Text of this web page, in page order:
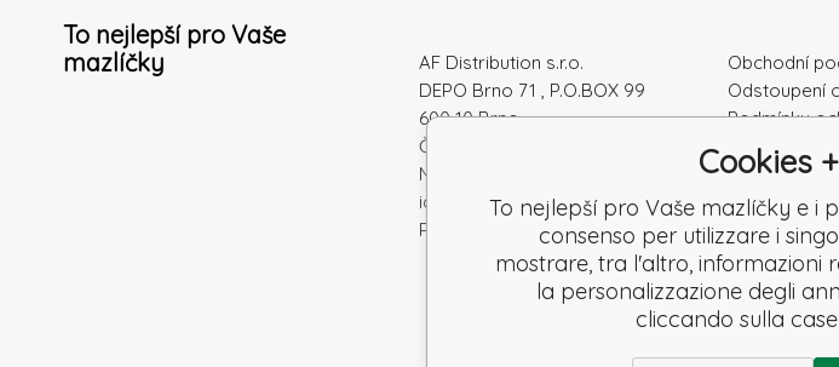
To nejlepší pro Vaše
mazlíčky
AF Distribution s.r.o.
DEPO Brno 71 , P.O.BOX 99
600 10 Brno
Česká republika
Numero di
identificazione: 52010180
Partita IVA: SK2120864328
Obchodní
Odstoupení
Podmínky
údajú
Kontakty
Záruka a
Reklamační
Denuncia
Revisione
Cookies
To nejlepší pro Vaše mazlíčky e i
consenso per utilizzare i
mostrare, tra l'altro, informazioni
la personalizzazione degli
cliccando sulla